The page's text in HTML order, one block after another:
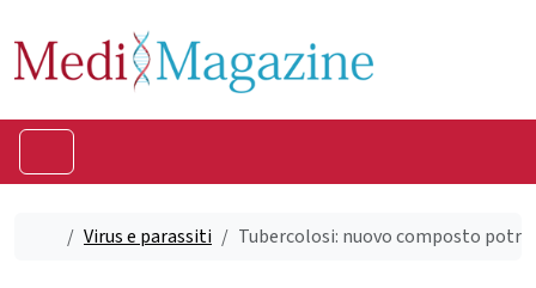
Home
Virus e parassiti Tubercolosi: nuovo composto